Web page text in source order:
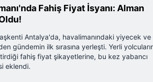
Fahiş Fiyat İsyanı: Alman
Antalya'da, havalimanındaki yiyecek ve
gündemin ilk sırasına yerleşti. Yerli
fahiş fiyat şikayetlerine, bu kez yabancı
eklendi.